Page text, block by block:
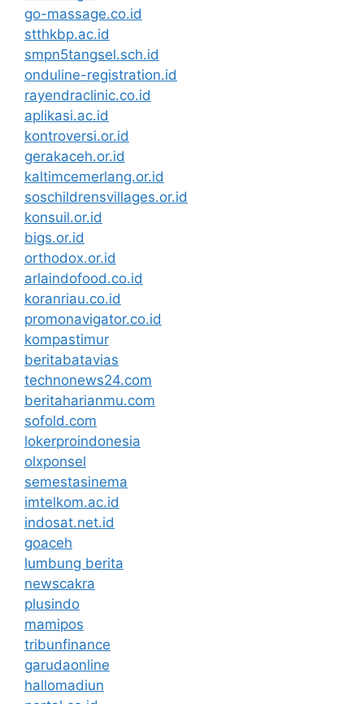
go-massage.co.id
stthkbp.ac.id
smpn5tangsel.sch.id
onduline-registration.id
rayendraclinic.co.id
aplikasi.ac.id
kontroversi.or.id
gerakaceh.or.id
kaltimcemerlang.or.id
soschildrensvillages.or.id
konsuil.or.id
bigs.or.id
orthodox.or.id
arlaindofood.co.id
koranriau.co.id
promonavigator.co.id
kompastimur
beritabatavias
technonews24.com
beritaharianmu.com
sofold.com
lokerproindonesia
olxponsel
semestasinema
imtelkom.ac.id
indosat.net.id
goaceh
lumbung berita
newscakra
plusindo
mamipos
tribunfinance
garudaonline
hallomadiun